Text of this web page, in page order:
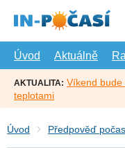
hlavní
Úvod
Aktuálně
AKTUALITA: Víkend
teplotami
Úvod Předpověď